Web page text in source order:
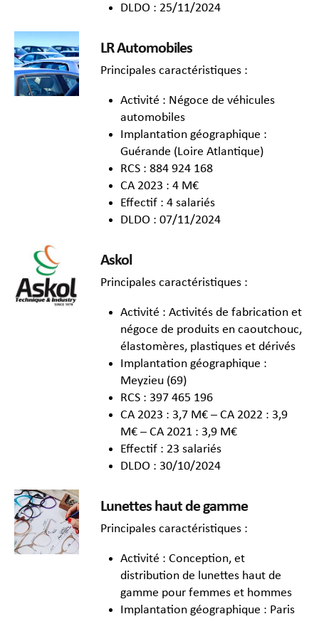
DLDO : 25/11/2024
LR Automobiles
Principales caractéristiques :
Activité : Négoce de véhicules
automobiles
Implantation géographique :
Guérande (Loire Atlantique)
RCS : 884 924 168
CA 2023 : 4 M€
Effectif : 4 salariés
DLDO : 07/11/2024
Askol
Principales caractéristiques :
Activité : Activités de fabrication et
négoce de produits en caoutchouc,
élastomères, plastiques et dérivés
Implantation géographique :
Meyzieu (69)
RCS : 397 465 196
CA 2023 : 3,7 M€ – CA 2022 : 3,9
M€ – CA 2021 : 3,9 M€
Effectif : 23 salariés
DLDO : 30/10/2024
Lunettes haut de gamme
Principales caractéristiques :
Activité : Conception, et
distribution de lunettes haut de
gamme pour femmes et hommes
Implantation géographique : Paris